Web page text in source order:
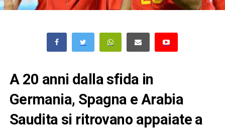
A 20 anni dalla sfida in
Germania, Spagna e Arabia
Saudita si ritrovano appaiate a